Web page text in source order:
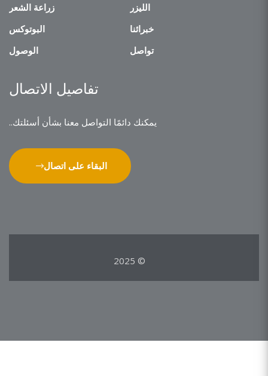
زراعة الشعر
الليزر
البوتوكس
خبرائنا
الوصول
تواصل
تفاصيل الاتصال
يمكنك دائمًا التواصل معنا بشأن أسئلتك..
البقاء على اتصال
© 2025